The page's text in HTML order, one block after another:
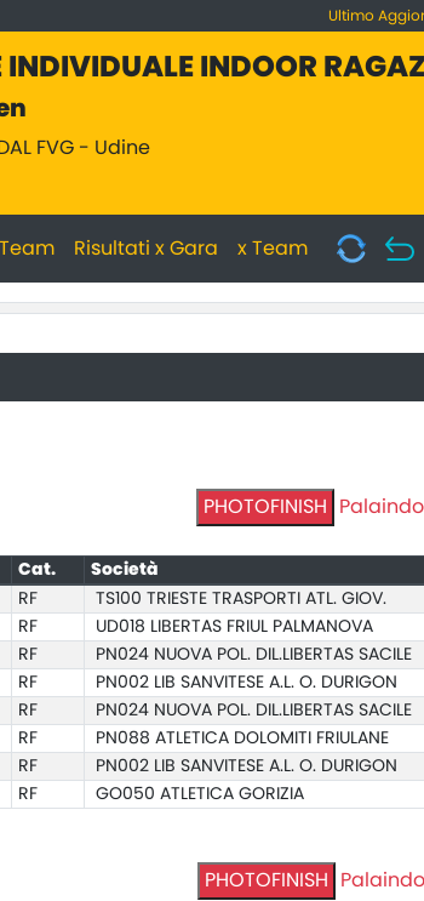
Ultimo
INDOOR
FVG - Udine
Risultati x Gara x Team
PHOTOFINISH
Cat. Società
RF TS100 TRIESTE TRASPORTI ATL. GIOV.
RF UD018 LIBERTAS FRIUL PALMANOVA
RF PN024 NUOVA POL. DIL.LIBERTAS SACILE
RF PN002 LIB SANVITESE A.L. O. DURIGON
RF PN024 NUOVA POL. DIL.LIBERTAS SACILE
RF PN088 ATLETICA DOLOMITI FRIULANE
RF PN002 LIB SANVITESE A.L. O. DURIGON
RF GO050 ATLETICA GORIZIA
PHOTOFINISH